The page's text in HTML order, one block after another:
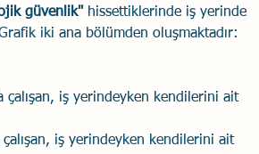
güvenlik" hissettiklerinde iş yerinde
iki ana bölümden oluşmaktadır:
çalışan, iş yerindeyken kendilerini ait
iş yerindeyken kendilerini ait